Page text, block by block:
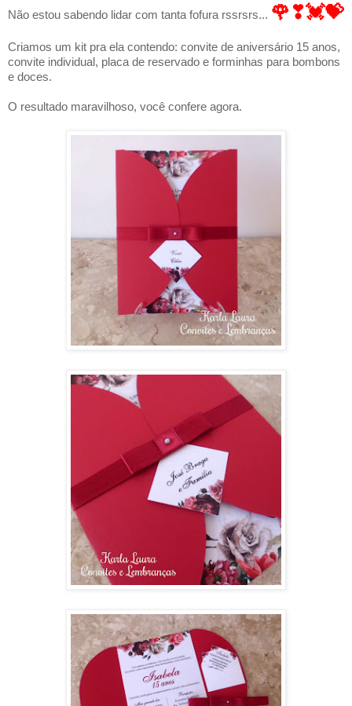
Não estou sabendo lidar com tanta fofura rssrsrs... 🌹 ❣💓💝
Criamos um kit pra ela contendo: convite de aniversário 15 anos,
convite individual, placa de reservado e forminhas para bombons
e doces.
O resultado maravilhoso, você confere agora.